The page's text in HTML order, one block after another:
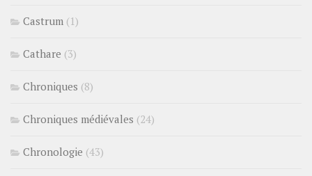
Castrum (1)
Cathare (3)
Chroniques (8)
Chroniques médiévales (24)
Chronologie (43)